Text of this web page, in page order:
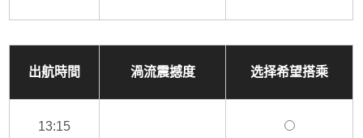
出航時間 渦流震撼度 选择希望搭乘
13:15